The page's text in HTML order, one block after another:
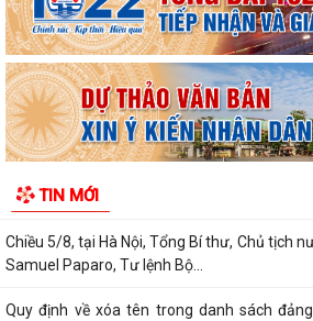
TIN MỚI
Trung tâm Dịch vụ sự nghiệp công xã Phú
huấn chuyển giao khoa học kỹ...
Công an xã Phú Thái phát hiện và xử lý
dung xuyên tạc sai sự thật trên...
logistics", "Ghép đơn", "Nhiệm vụ...
Chiều 5/8, tại Hà Nội, Tổng Bí thư, Chủ tịch
Samuel Paparo, Tư lệnh Bộ...
Quy định về xóa tên trong danh sách